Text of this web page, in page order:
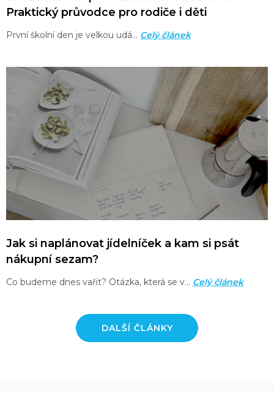
Praktický průvodce pro rodiče i děti
První školní den je velkou udá… Celý článek
Jak si naplánovat jídelníček a kam si psát
nákupní sezam?
Co budeme dnes vařit? Otázka, která se v… Celý článek
DALŠÍ ČLÁNKY